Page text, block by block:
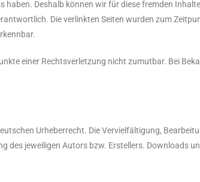
Deshalb können wir für diese fremden
Die verlinkten Seiten wurden zum
einer Rechtsverletzung nicht zumutbar. Bei
Urheberrecht. Die Vervielfältigung,
jeweiligen Autors bzw. Erstellers. Downloads